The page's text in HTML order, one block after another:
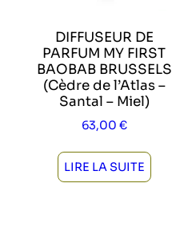
DIFFUSEUR DE
PARFUM MY FIRST
BAOBAB BRUSSELS
(Cèdre de l’Atlas –
Santal – Miel)
63,00 €
LIRE LA SUITE